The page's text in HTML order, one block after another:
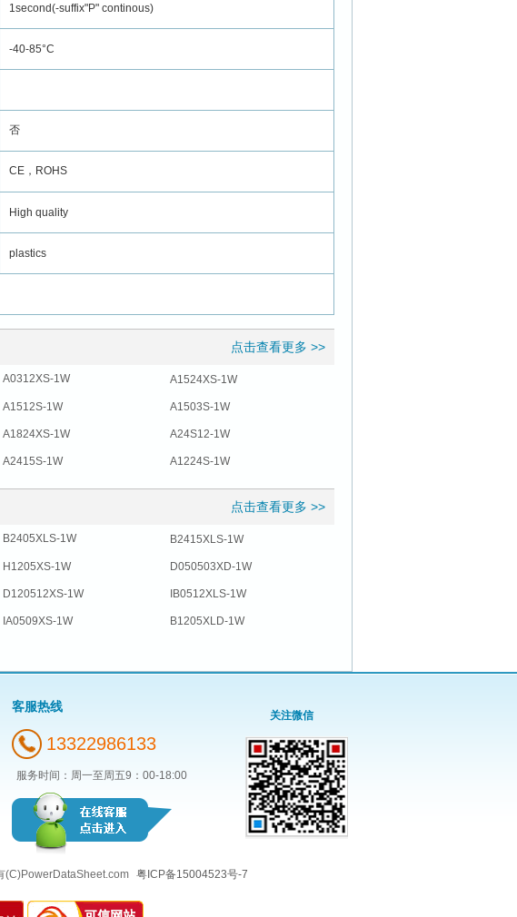
1second(-suffix"P" continous)
-40-85°C
否
CE，ROHS
High quality
plastics
点击查看更多 >>
A0312XS-1W A1524XS-1W
A1512S-1W A1503S-1W
A1824XS-1W A24S12-1W
A2415S-1W A1224S-1W
点击查看更多 >>
B2405XLS-1W B2415XLS-1W
H1205XS-1W D050503XD-1W
D120512XS-1W IB0512XLS-1W
IA0509XS-1W B1205XLD-1W
客服热线
13322986133
服务时间：周一至周五9：00-18:00
关注微信
(C)PowerDataSheet.com 粤ICP备15004523号-7